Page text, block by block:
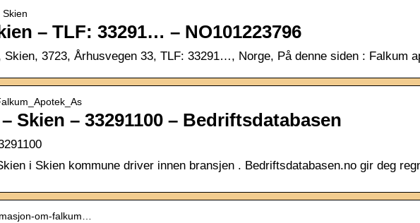
Skien
– TLF: 33291… – NO101223796
3723, Århusvegen 33, TLF: 33291…, Norge, På denne siden : Falkum
Skien – 33291100 – Bedriftsdatabasen
i Skien kommune driver innen bransjen . Bedriftsdatabasen.no gir deg
om-falkum…